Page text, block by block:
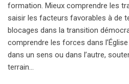
formation. Mieux comprendre les
saisir les facteurs favorables à de
blocages dans la transition
comprendre les forces dans
dans un sens ou dans l’autre,
terrain…